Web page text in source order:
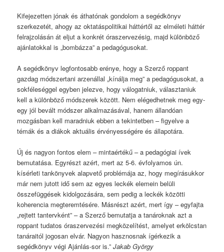
Kifejezetten jónak és áthatónak gondolom a segédkönyv
szerkezetét, ahogy az oktatáspolitikai háttértől az elméleti háttér
felrajzolásán át eljut a konkrét óraszervezésig, majd különböző
ajánlatokkal is „bombázza” a pedagógusokat.
A segédkönyv legfontosabb erénye, hogy a Szerző roppant
gazdag módszertani arzenállal „kínálja meg” a pedagógusokat, a
sokféleséggel egyben jelezve, hogy válogatniuk, választaniuk
kell a különböző módszerek között. Nem elégedhetnek meg egy-
egy jól bevált módszer alkalmazásával, hanem állandóan
mozgásban kell maradniuk ebben a tekintetben – figyelve a
témák és a diákok aktuális érvényességére és állapotára.
Új és nagyon fontos elem – mintaértékű – a pedagógiai ívek
bemutatása. Egyrészt azért, mert az 5-6. évfolyamos ún.
kísérleti tankönyvek alapvető problémája az, hogy megírásukkor
már nem jutott idő sem az egyes leckék elemein belüli
összefüggések kidolgozására, sem pedig a leckék közötti
koherencia megteremtésére. Másrészt azért, mert így – egyfajta
„rejtett tantervként” – a Szerző bemutatja a tanároknak azt a
roppant tudatos óraszervezési megközelítést, amelyet erkölcstan
tanáraitól jogosan elvár. Nagyon hasznosnak ígérkezik a
segédkönyv végi Ajánlás-sor is.”Jakab György